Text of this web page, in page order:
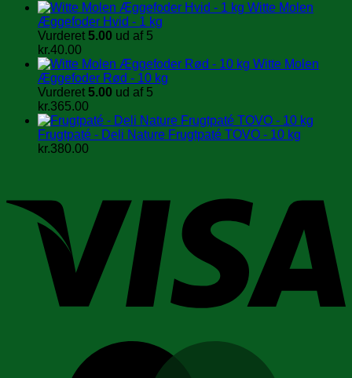
Witte Molen
Æggefoder Hvid - 1 kg
Vurderet 5.00 ud af 5
kr.40.00
Witte Molen
Æggefoder Rød - 10 kg
Vurderet 5.00 ud af 5
kr.365.00
Frugtpaté - Deli Nature Frugtpaté TOVO - 10 kg
kr.380.00